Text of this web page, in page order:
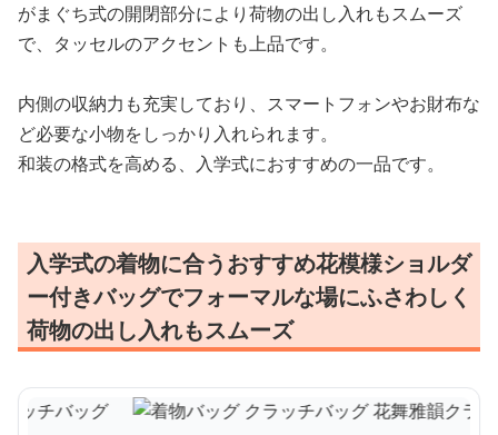
がまぐち式の開閉部分により荷物の出し入れもスムーズ
で、タッセルのアクセントも上品です。
内側の収納力も充実しており、スマートフォンやお財布な
ど必要な小物をしっかり入れられます。
和装の格式を高める、入学式におすすめの一品です。
入学式の着物に合うおすすめ花模様ショルダ
ー付きバッグでフォーマルな場にふさわしく
荷物の出し入れもスムーズ